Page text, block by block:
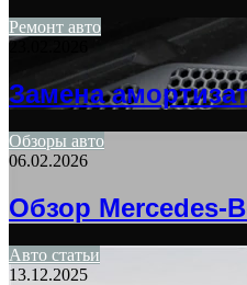
Ремонт авто
23.02.2026
Замена
Обзоры авто
06.02.2026
Обзор Mercedes-
Авто статьи
13.12.2025